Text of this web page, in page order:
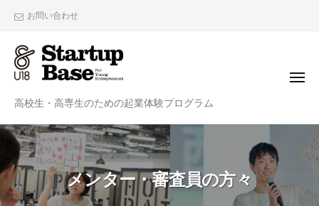
ス
ッ
お問い合わせ
高校生・高専生のための起業体験プログラム
メ
メンター・審査員の方々